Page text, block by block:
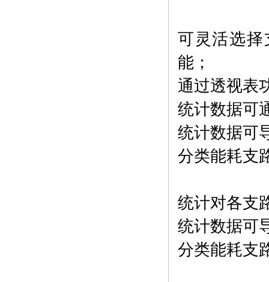
可灵活选择
能；
通过透视表
统计数据可
统计数据可
分类能耗支
统计对各支
统计数据可
分类能耗支